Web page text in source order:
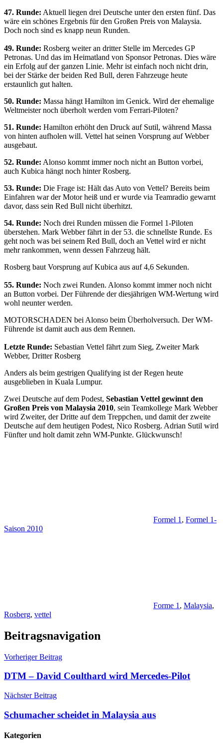
47. Runde: Aktuell liegen drei Deutsche unter den ersten fünf. Das
wäre ein schönes Ergebnis für den Großen Preis von Malaysia.
Doch noch sind es knapp neun Runden.
49. Runde: Rosberg weiter an dritter Stelle im Mercedes GP
Petronas. Und das im Heimatland von Sponsor Petronas. Dies wäre
ein Erfolg auf der ganzen Linie. Mehr ist einfach noch nicht drin,
bei der Stärke der beiden Red Bull, deren Fahrzeuge heute
erstaunlich gut halten.
50. Runde: Massa hängt Hamilton im Genick. Wird der ehemalige
Weltmeister noch überholt werden vom Ferrari-Piloten?
51. Runde: Hamilton erhöht den Druck auf Sutil, während Massa
von hinten aufholen will. Vettel hat seinen Vorsprung auf Webber
ausgebaut.
52. Runde: Alonso kommt immer noch nicht an Button vorbei,
auch Kubica hängt noch hinter Rosberg.
53. Runde: Die Frage ist: Hält das Auto von Vettel? Bereits beim
Einfahren war der Motor heiß und er wurde via Teamradio gewarnt
davor, dass sein Red Bull nicht überhitzt.
54. Runde: Noch drei Runden müssen die Formel 1-Piloten
überstehen. Mark Webber fährt in der 53. die schnellste Runde. Es
geht noch was bei seinem Red Bull, doch an Vettel wird er nicht
mehr rankommen, wenn dessen Fahrzeug hält.
Rosberg baut Vorsprung auf Kubica aus auf 4,6 Sekunden.
55. Runde: Noch zwei Runden. Alonso kommt immer noch nicht
an Button vorbei. Der Führende der diesjährigen WM-Wertung wird
wohl neunter werden.
MOTORSCHADEN bei Alonso beim Überholversuch. Der WM-
Führende ist damit auch aus dem Rennen.
Letzte Runde: Sebastian Vettel fährt zum Sieg, Zweiter Mark
Webber, Dritter Rosberg
Anders als beim gestrigen Qualifying ist der Regen heute
ausgeblieben in Kuala Lumpur.
Zwei Deutsche auf dem Podest, Sebastian Vettel gewinnt den
Großen Preis von Malaysia 2010, sein Teamkollege Mark Webber
wird Zweiter, der Dritte auf dem Treppchen, und damit der zweite
Deutsche auf dem heutigen Podest, Nico Rosberg. Adrian Sutil wird
Fünfter und holt damit zehn WM-Punkte. Glückwunsch!
Formel 1 , Formel 1-
Saison 2010
Forme 1 , Malaysia,
Rosberg, vettel
Beitragsnavigation
Vorheriger Beitrag
DTM – David Coulthard wird Mercedes-Pilot
Nächster Beitrag
Schumacher scheidet in Malaysia aus
Kategorien